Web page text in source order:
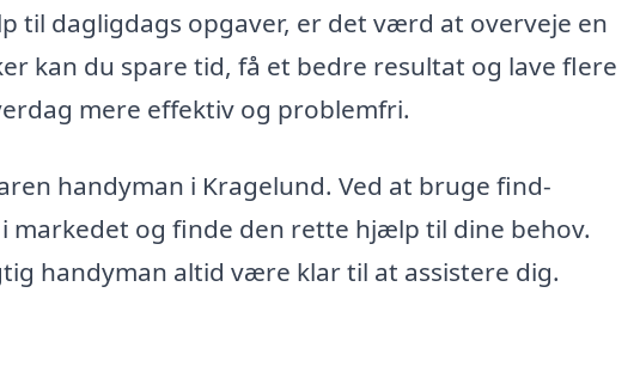
til dagligdags opgaver, er det værd at overveje en
kan du spare tid, få et bedre resultat og lave flere
mere effektiv og problemfri.
handyman i Kragelund. Ved at bruge find-
markedet og finde den rette hjælp til dine behov.
handyman altid være klar til at assistere dig.